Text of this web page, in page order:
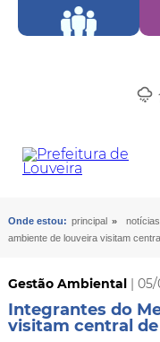
Onde estou: principal » notícias
ambiente de louveira visitam
Gestão Ambiental| 05/
Integrantes do
visitam central